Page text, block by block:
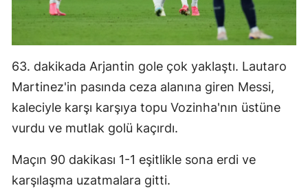
Karaman
Batman
Şırnak
Ardahan
63. dakikada Arjantin gole çok yaklaştı. Lautaro
Martinez'in pasında ceza alanına giren Messi,
kaleciyle karşı karşıya topu Vozinha'nın üstüne
vurdu ve mutlak golü kaçırdı.
Maçın 90 dakikası 1-1 eşitlikle sona erdi ve
karşılaşma uzatmalara gitti.